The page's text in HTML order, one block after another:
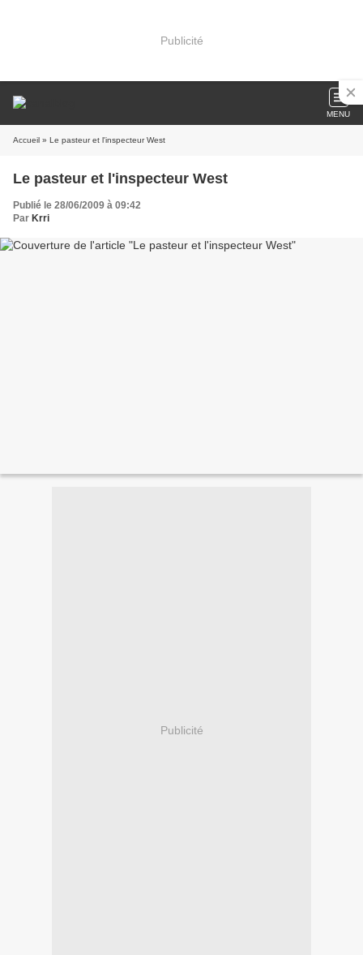
Publicité
MENU
Accueil » Le pasteur et l'inspecteur West
Le pasteur et l'inspecteur West
Publié le 28/06/2009 à 09:42
Par Krri
Publicité